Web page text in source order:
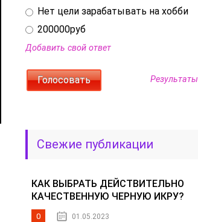
Нет цели зарабатывать на хобби
200000руб
Добавить свой ответ
Результаты
Свежие публикации
КАК ВЫБРАТЬ ДЕЙСТВИТЕЛЬНО
КАЧЕСТВЕННУЮ ЧЕРНУЮ ИКРУ?
0 01.05.2023